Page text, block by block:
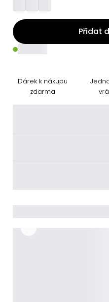
Přidat
Dárek k nákupu
zdarma